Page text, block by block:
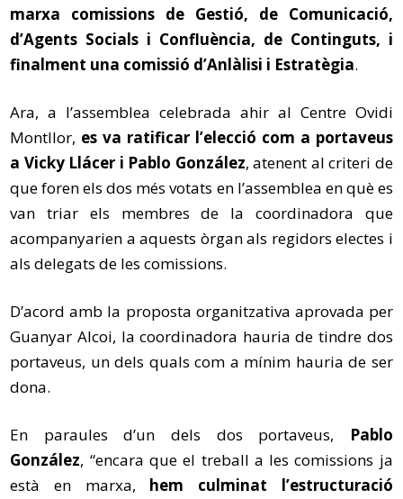
marxa comissions de Gestió, de Comunicació,
d’Agents Socials i Confluència, de Continguts, i
finalment una comissió d’Anlàlisi i Estratègia.
Ara, a l’assemblea celebrada ahir al Centre Ovidi
Montllor, es va ratificar l’elecció com a portaveus
a Vicky Llácer i Pablo González, atenent al criteri de
que foren els dos més votats en l’assemblea en què es
van triar els membres de la coordinadora que
acompanyarien a aquests òrgan als regidors electes i
als delegats de les comissions.
D’acord amb la proposta organitzativa aprovada per
Guanyar Alcoi, la coordinadora hauria de tindre dos
portaveus, un dels quals com a mínim hauria de ser
dona.
En paraules d’un dels dos portaveus, Pablo
González, “encara que el treball a les comissions ja
està en marxa, hem culminat l’estructuració